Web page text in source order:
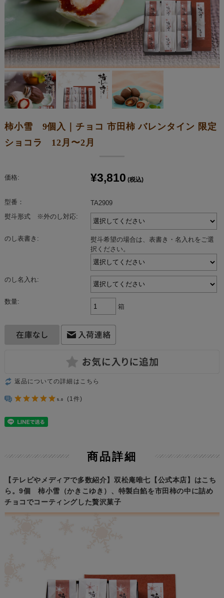
柿小雪 9個入｜チョコ 市田柿 バレンタイン 限定
ショコラ 12月〜2月
価格: ¥3,810 (税込)
型番：
TA2909
熨斗形式 ※外のし対応:
のし表書き:
熨斗希望の場合は、表書き・名入れをご選
択ください。
のし名入れ:
数量:
箱
返品についての詳細はこちら
5.0 (1件)
商品詳細
【テレビやメディアで多数紹介】双松庵唯七【公式本店】はこち
ら。9個 柿小雪（かきこゆき）、特製白餡を市田柿の中に詰め
チョコでコーティングした贅沢菓子